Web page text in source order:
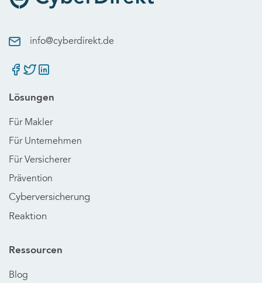
info@cyberdirekt.de
Lösungen
Für Makler
Für Unternehmen
Für Versicherer
Prävention
Cyberversicherung
Reaktion
Ressourcen
Blog